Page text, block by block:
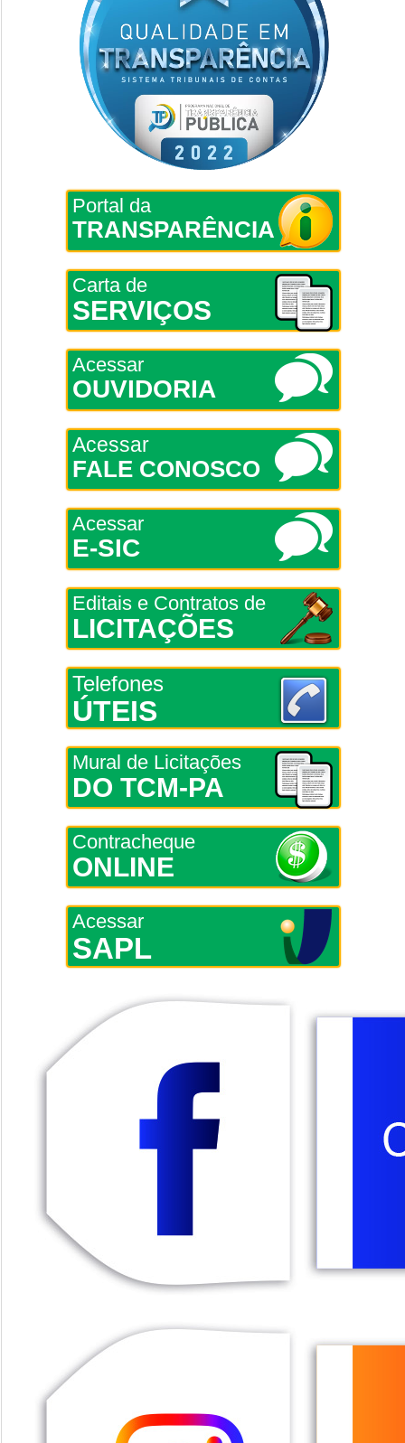
Portal da
TRANSPARÊNCIA
Carta de
SERVIÇOS
Acessar
OUVIDORIA
Acessar
FALE CONOSCO
Acessar
E-SIC
Editais e Contratos de
LICITAÇÕES
Telefones
ÚTEIS
Mural de Licitações
DO TCM-PA
Contracheque
ONLINE
Acessar
SAPL